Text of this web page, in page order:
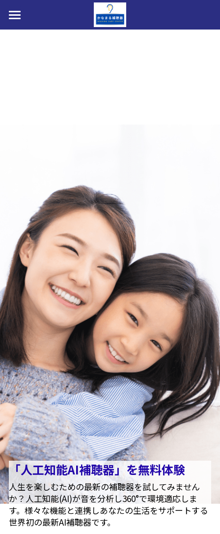
HOME
装用効果・改善事例ビフォ→アフター
AI補聴器とは？
よくあるご質問 (FAQ)
お問い合わせ・アクセス・提携
駐車場
「人工知能AI補聴器」を無料体験
人生を楽しむための最新の補聴器を試してみません
か？人工知能(AI)が音を分析し360°で環境適応しま
す。様々な機能と連携しあなたの生活をサポートする
世界初の最新AI補聴器です。